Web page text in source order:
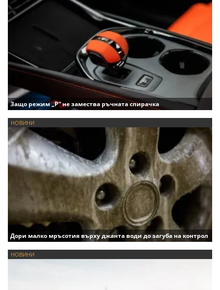
Защо режим „P“ не замества ръчната спирачка
НОВИНИ
Дори малко мръсотия върху джанта води до загуба на контрол
НОВИНИ